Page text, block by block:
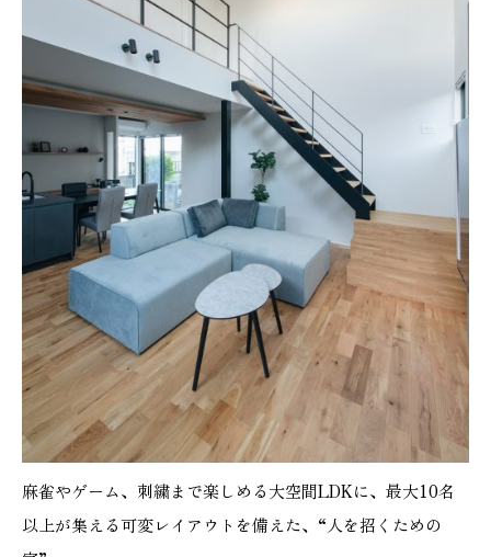
麻雀やゲーム、刺繍まで楽しめる大空間LDKに、最大10名
以上が集える可変レイアウトを備えた、“人を招くための